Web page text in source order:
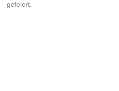
gefeiert.